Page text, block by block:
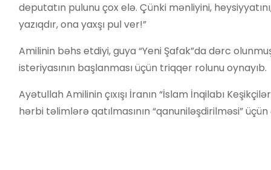
deputatın pulunu çox elə. Çünki mənliyini,
yazıqdır, ona yaxşı pul ver!”
Amilinin bəhs etdiyi, guya “Yeni Şafak”da dərc
isteriyasının başlanması üçün triqqer rolunu oynayıb.
Ayətullah Amilinin çıxışı İranın “İslam İnqilabı
hərbi təlimlərə qatılmasının “qanuniləşdirilməsi”